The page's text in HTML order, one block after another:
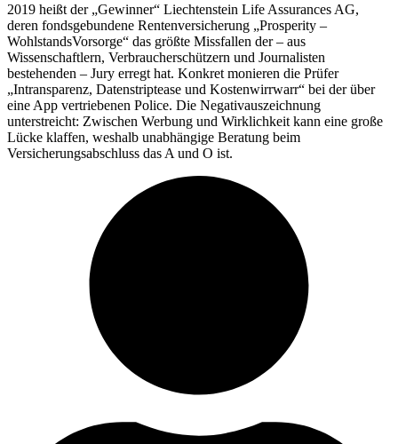
2019 heißt der „Gewinner“ Liechtenstein Life Assurances AG,
deren fondsgebundene Rentenversicherung „Prosperity –
WohlstandsVorsorge“ das größte Missfallen der – aus
Wissenschaftlern, Verbraucherschützern und Journalisten
bestehenden – Jury erregt hat. Konkret monieren die Prüfer
„Intransparenz, Datenstriptease und Kostenwirrwarr“ bei der über
eine App vertriebenen Police. Die Negativauszeichnung
unterstreicht: Zwischen Werbung und Wirklichkeit kann eine große
Lücke klaffen, weshalb unabhängige Beratung beim
Versicherungsabschluss das A und O ist.